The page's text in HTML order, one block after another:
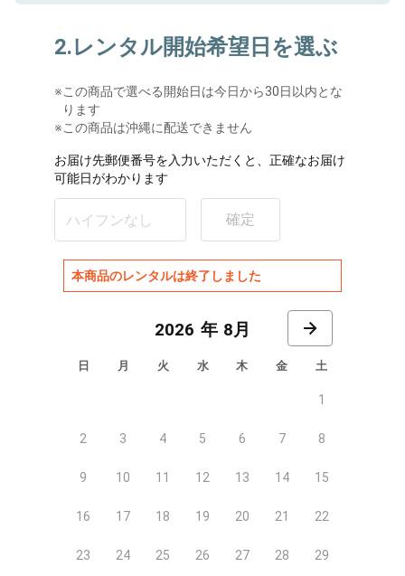
2.レンタル開始希望日を選ぶ
※この商品で選べる開始日は今日から30日以内とな
ります
※この商品は沖縄に配送できません
お届け先郵便番号を入力いただくと、正確なお届け
可能日がわかります
確定
本商品のレンタルは終了しました
8月
日 月 火 水 木 金 土
1
2 3 4 5 6 7 8
9 10 11 12 13 14 15
16 17 18 19 20 21 22
23 24 25 26 27 28 29